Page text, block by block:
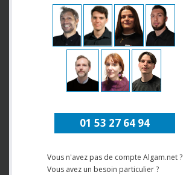
01 53 27 64 94
Vous n'avez pas de compte Algam.net ?
Vous avez un besoin particulier ?